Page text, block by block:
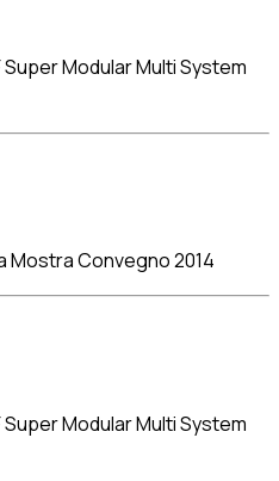
Modular Multi System
Mostra Convegno 2014
Modular Multi System